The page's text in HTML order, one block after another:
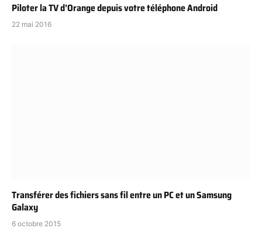
Piloter la TV d’Orange depuis votre téléphone Android
22 mai 2016
Transférer des fichiers sans fil entre un PC et un Samsung
Galaxy
6 octobre 2015